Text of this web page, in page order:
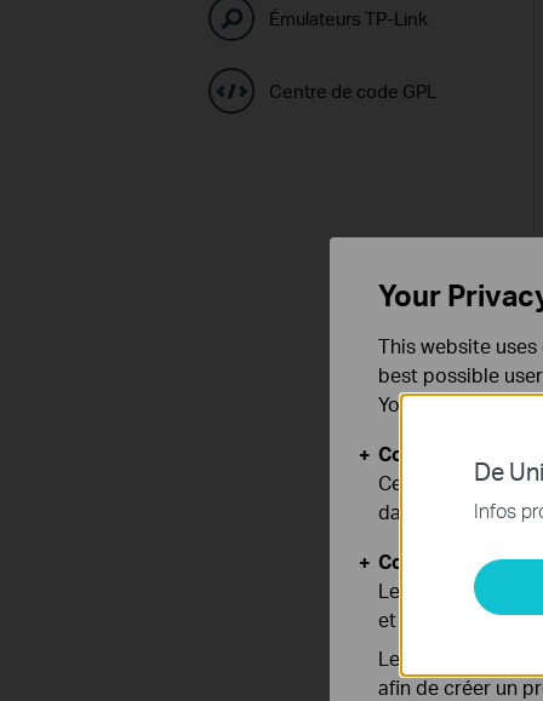
Émulateurs TP-Link
Centre de code GPL
De
Infos
Your
This website
best possible
You can find
Cookies basiques
Ces cookies sont
dans vos
Cookies
Les cookies
et ajuster les
Les cookies
afin de créer un